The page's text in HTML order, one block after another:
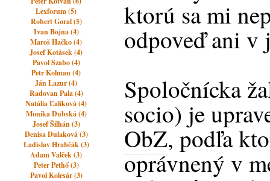
Lexforum (5)
Robert Goral (5)
Ivan Bojna (4)
Maroš Hačko (4)
Josef Kotásek (4)
Pavol Szabo (4)
Petr Kolman (4)
Ján Lazur (4)
Radovan Pala (4)
Natália Ľalíková (4)
Monika Dubská (4)
Josef Šilhán (3)
Denisa Dulaková (3)
Ladislav Hrabčák (3)
Adam Valček (3)
Peter Pethő (3)
Pavol Kolesár (3)
ktorú sa mi
odpoveď ani v
Spoločnícka
socio) je
ObZ, podľa
oprávnený v